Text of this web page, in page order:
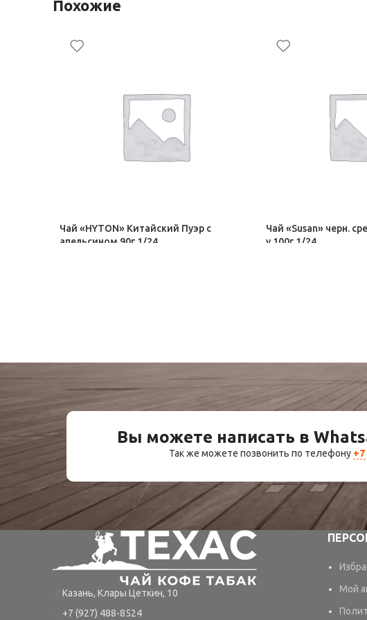
Похожие
Чай «HYTON» Китайский Пуэр с
апельсином 90г 1/24
Чай «Susan» черн.
у 100г 1/24
Вы можете написать в
Так же можете позвонить по телефону +7
Казань, Клары Цеткин, 10
+7 (927) 488-8524
Мой